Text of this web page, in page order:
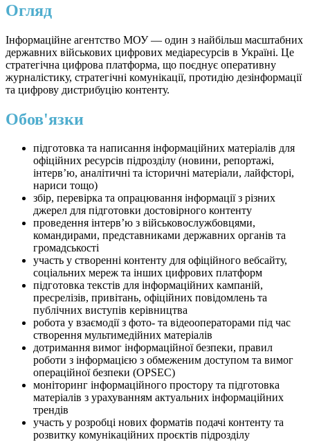
Огляд
Інформаційне агентство МОУ — один з найбільш масштабних
державних військових цифрових медіаресурсів в Україні. Це
стратегічна цифрова платформа, що поєднує оперативну
журналістику, стратегічні комунікації, протидію дезінформації
та цифрову дистрибуцію контенту.
Обов'язки
підготовка та написання інформаційних матеріалів для
офіційних ресурсів підрозділу (новини, репортажі,
інтерв’ю, аналітичні та історичні матеріали, лайфсторі,
нариси тощо)
збір, перевірка та опрацювання інформації з різних
джерел для підготовки достовірного контенту
проведення інтерв’ю з військовослужбовцями,
командирами, представниками державних органів та
громадськості
участь у створенні контенту для офіційного вебсайту,
соціальних мереж та інших цифрових платформ
підготовка текстів для інформаційних кампаній,
пресрелізів, привітань, офіційних повідомлень та
публічних виступів керівництва
робота у взаємодії з фото- та відеооператорами під час
створення мультимедійних матеріалів
дотримання вимог інформаційної безпеки, правил
роботи з інформацією з обмеженим доступом та вимог
операційної безпеки (OPSEC)
моніторинг інформаційного простору та підготовка
матеріалів з урахуванням актуальних інформаційних
трендів
участь у розробці нових форматів подачі контенту та
розвитку комунікаційних проєктів підрозділу